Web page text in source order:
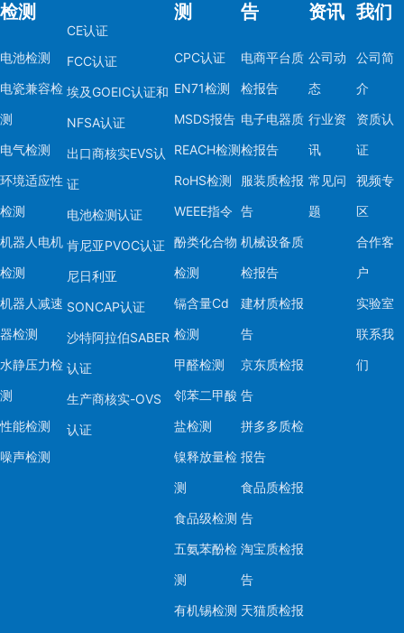
检测
电池检测
电瓷兼容检
测
电气检测
环境适应性
检测
机器人电机
检测
机器人减速
器检测
水静压力检
测
性能检测
噪声检测
CE认证
FCC认证
埃及GOEIC认证和
NFSA认证
出口商核实EVS认
证
电池检测认证
肯尼亚PVOC认证
尼日利亚
SONCAP认证
沙特阿拉伯SABER
认证
生产商核实-OVS
认证
测
CPC认证
EN71检测
MSDS报告
REACH检测
RoHS检测
WEEE指令
酚类化合物
检测
镉含量Cd
检测
甲醛检测
邻苯二甲酸
盐检测
镍释放量检
测
食品级检测
五氨苯酚检
测
有机锡检测
告
电商平台质
检报告
电子电器质
检报告
服装质检报
告
机械设备质
检报告
建材质检报
告
京东质检报
告
拼多多质检
报告
食品质检报
告
淘宝质检报
告
天猫质检报
资讯
公司动
态
行业资
讯
常见问
题
我们
公司简
介
资质认
证
视频专
区
合作客
户
实验室
联系我
们